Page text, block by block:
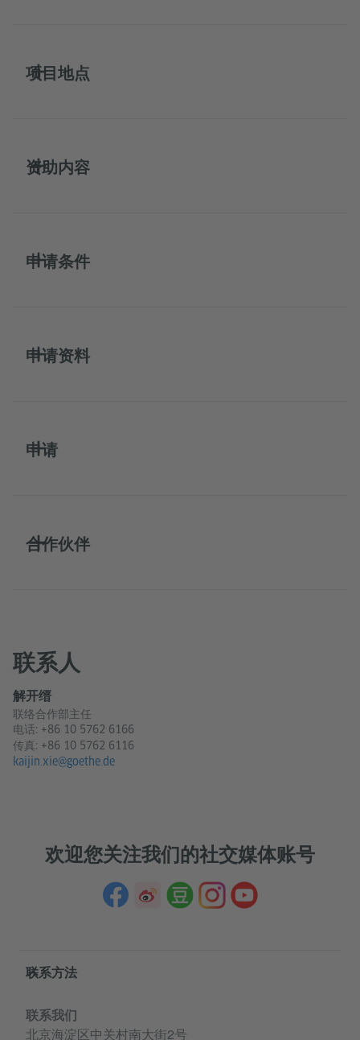
项目地点
资助内容
申请条件
申请资料
申请
合作伙伴
联系人
解开缙
联络合作部主任
电话: +86 10 5762 6166
传真: +86 10 5762 6116
kaijin.xie@goethe.de
欢迎您关注我们的社交媒体账号
Service- und Informationsbereich
联系方法
联系我们
北京海淀区中关村南大街2号